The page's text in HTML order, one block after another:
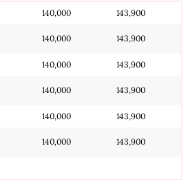
140,000 143,900
140,000 143,900
140,000 143,900
140,000 143,900
140,000 143,900
140,000 143,900